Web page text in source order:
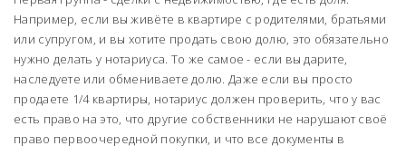
Например, если вы живёте в квартире с родителями, братьями
или супругом, и вы хотите продать свою долю, это обязательно
нужно делать у нотариуса. То же самое - если вы дарите,
наследуете или обмениваете долю. Даже если вы просто
продаете 1/4 квартиры, нотариус должен проверить, что у вас
есть право на это, что другие собственники не нарушают своё
право первоочередной покупки, и что все документы в